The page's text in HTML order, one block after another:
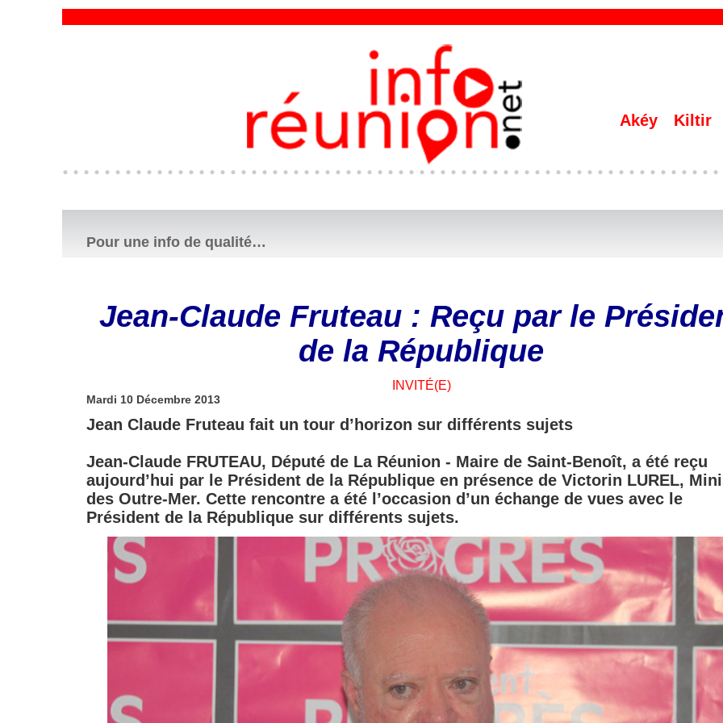
Akéy Kiltir
Pour une info de qualité…
Jean-Claude Fruteau : Reçu par le
de la République
INVITÉ(E)
Mardi 10 Décembre 2013
Jean Claude Fruteau fait un tour d’horizon sur différents sujets
Jean-Claude FRUTEAU, Député de La Réunion - Maire de Saint-Benoît, a été reçu
aujourd’hui par le Président de la République en présence de Victorin LUREL,
des Outre-Mer. Cette rencontre a été l’occasion d’un échange de vues avec le
Président de la République sur différents sujets.